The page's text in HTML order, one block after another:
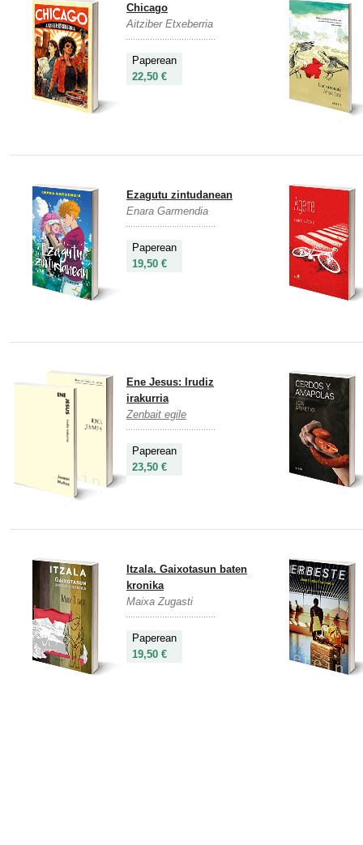
Chicago
Aitziber Etxeberria
Paperean
22,50 €
Ezagutu zintudanean
Enara Garmendia
Paperean
19,50 €
Ene Jesus: Irudiz
irakurria
Zenbait egile
Paperean
23,50 €
Itzala. Gaixotasun baten
kronika
Maixa Zugasti
Paperean
19,50 €